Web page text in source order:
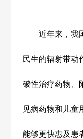
近年来，我国
民生的辐射带动
破性治疗药物、
见病药物和儿童
能够更快惠及患